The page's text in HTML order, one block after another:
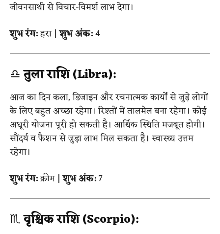
जीवनसाथी से विचार-विमर्श लाभ देगा।
शुभ रंग:हरा |शुभ अंक:4
♎तुला राशि (Libra):
आज का दिन कला, डिजाइन और रचनात्मक कार्यों से जुड़े लोगों
के लिए बहुत अच्छा रहेगा। रिश्तों में तालमेल बना रहेगा। कोई
अधूरी योजना पूरी हो सकती है। आर्थिक स्थिति मजबूत होगी।
सौंदर्य व फैशन से जुड़ा लाभ मिल सकता है। स्वास्थ्य उत्तम
रहेगा।
शुभ रंग:क्रीम |शुभ अंक:7
♏वृश्चिक राशि (Scorpio):